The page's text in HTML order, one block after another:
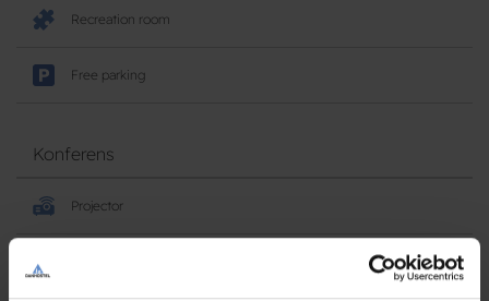
Recreation room
Free parking
Konferens
Projector
Rumsfaciliteter